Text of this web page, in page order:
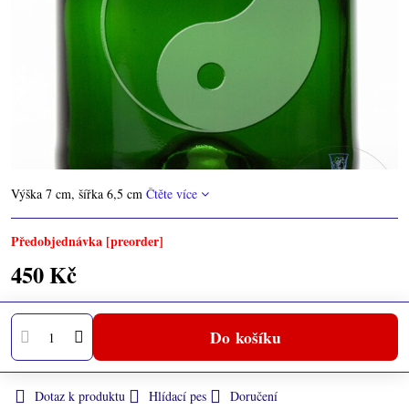
Výška 7 cm, šířka 6,5 cm Čtěte více
Předobjednávka [preorder]
450 Kč
Do košíku
Dotaz k produktu Hlídací pes
Doručení